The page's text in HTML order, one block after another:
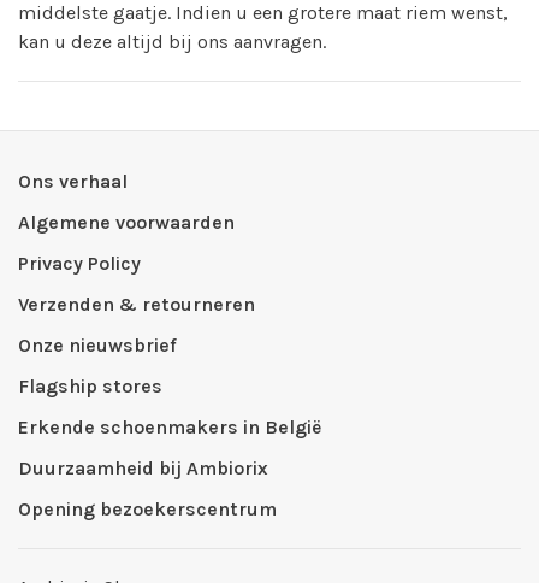
middelste gaatje. Indien u een grotere maat riem wenst,
kan u deze altijd bij ons aanvragen.
Ons verhaal
Algemene voorwaarden
Privacy Policy
Verzenden & retourneren
Onze nieuwsbrief
Flagship stores
Erkende schoenmakers in België
Duurzaamheid bij Ambiorix
Opening bezoekerscentrum